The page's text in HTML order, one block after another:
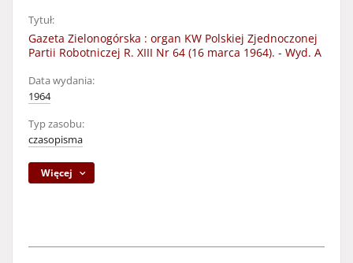
Tytuł:
Gazeta Zielonogórska : organ KW Polskiej Zjednoczonej
Partii Robotniczej R. XIII Nr 64 (16 marca 1964). - Wyd. A
Data wydania:
1964
Typ zasobu:
czasopisma
Więcej